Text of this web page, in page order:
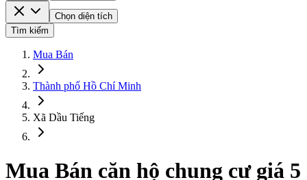
Chọn diện tích
Tìm kiếm
Mua Bán
Thành phố Hồ Chí Minh
Xã Dầu Tiếng
Mua Bán căn hộ chung cư giá 5